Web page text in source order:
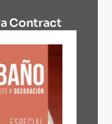
Contract